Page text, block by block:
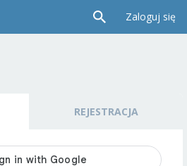
Zaloguj się
REJESTRACJA